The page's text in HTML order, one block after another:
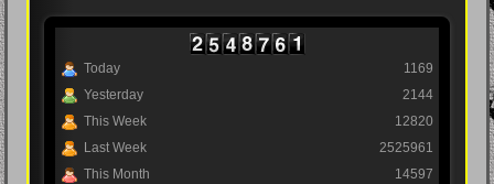
Today
Yesterday
This Week
Last Week
This Month
1169
2144
12820
2525961
14597